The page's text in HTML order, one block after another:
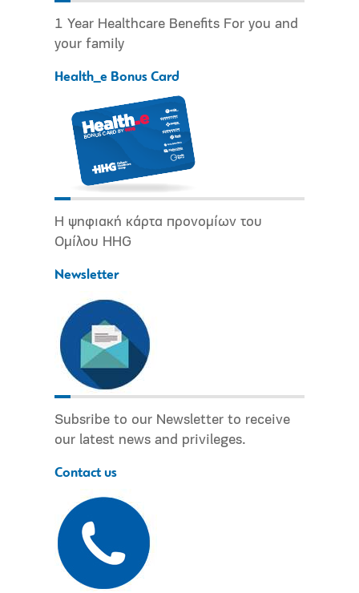
1 Year Healthcare Benefits For you and
your family
Health_e Bonus Card
Η ψηφιακή κάρτα προνομίων του
Ομίλου HHG
Newsletter
Subsribe to our Newsletter to receive
our latest news and privileges.
Contact us